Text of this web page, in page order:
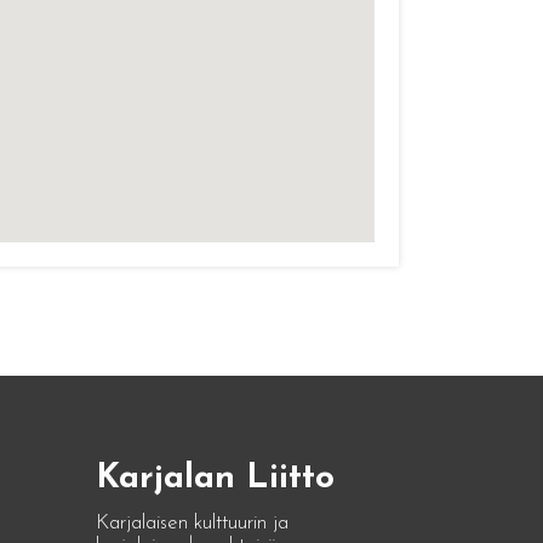
Karjalan Liitto
Karjalaisen kulttuurin ja